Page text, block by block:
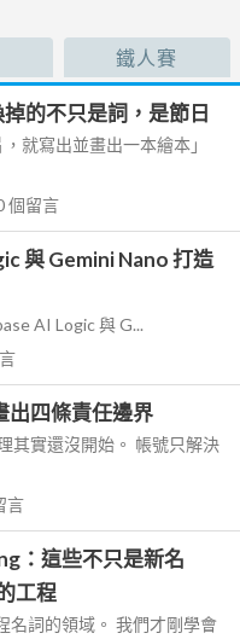
鐵人賽
的不只是詞，是節日
就寫出並畫出一本繪本」
個留言
與 Gemini Nano 打造
AI Logic 與 G...
出四條責任邊界
其實還沒開始。 帳號只解決
言
：這些不只是新名
工程
名詞的領域。 我們才剛學會